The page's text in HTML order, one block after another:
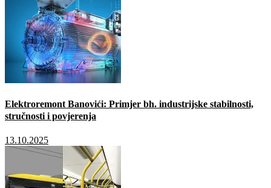
Elektroremont Banovići: Primjer bh. industrijske stabilnosti,
stručnosti i povjerenja
13.10.2025